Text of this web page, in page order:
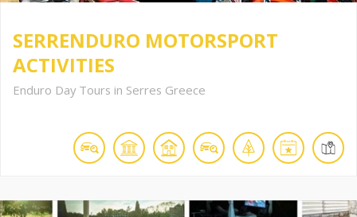
SERRENDURO MOTORSPORT
ACTIVITIES
Enduro Day Tours in Serres Greece